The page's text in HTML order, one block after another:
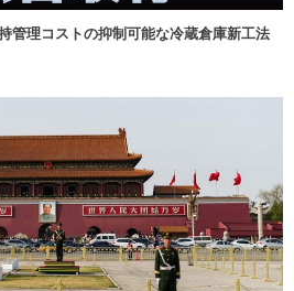
管理コストの抑制可能な冷蔵倉庫新工法